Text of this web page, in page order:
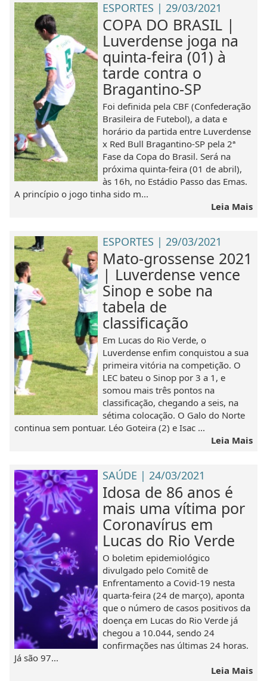
ESPORTES | 29/03/2021
COPA DO BRASIL |
Luverdense joga na
quinta-feira (01) à
tarde contra o
Bragantino-SP
Foi definida pela CBF (Confederação
Brasileira de Futebol), a data e
horário da partida entre Luverdense
x Red Bull Bragantino-SP pela 2ª
Fase da Copa do Brasil. Será na
próxima quinta-feira (01 de abril),
às 16h, no Estádio Passo das Emas.
A princípio o jogo tinha sido m...
Leia Mais
ESPORTES | 29/03/2021
Mato-grossense 2021
| Luverdense vence
Sinop e sobe na
tabela de
classificação
Em Lucas do Rio Verde, o
Luverdense enfim conquistou a sua
primeira vitória na competição. O
LEC bateu o Sinop por 3 a 1, e
somou mais três pontos na
classificação, chegando a seis, na
sétima colocação. O Galo do Norte
continua sem pontuar. Léo Goteira (2) e Isac ...
Leia Mais
SAÚDE | 24/03/2021
Idosa de 86 anos é
mais uma vítima por
Coronavírus em
Lucas do Rio Verde
O boletim epidemiológico
divulgado pelo Comitê de
Enfrentamento a Covid-19 nesta
quarta-feira (24 de março), aponta
que o número de casos positivos da
doença em Lucas do Rio Verde já
chegou a 10.044, sendo 24
confirmações nas últimas 24 horas.
Já são 97...
Leia Mais